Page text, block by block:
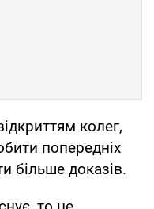
колег,
попередніх
більше доказів.